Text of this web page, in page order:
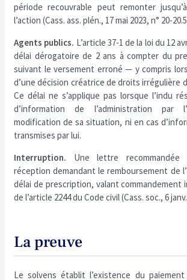
période recouvrable peut remonter
l’action (Cass. ass. plén., 17 mai 2023, n° 20-
Agents publics. L’article 37-1 de la loi du 12
délai dérogatoire de 2 ans à compter du
suivant le versement erroné — y compris
d’une décision créatrice de droits irrégulière
Ce délai ne s’applique pas lorsque l’indu
d’information de l’administration par
modification de sa situation, ni en cas
transmises par lui.
Interruption. Une lettre recommandée
réception demandant le remboursement de
délai de prescription, valant
de l’article 2244 du Code civil (Cass. soc., 6
La preuve
Le solvens établit l’existence du